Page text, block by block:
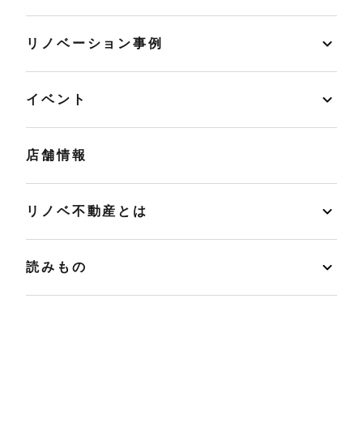
リノベーション事例
イベント
店舗情報
リノベ不動産とは
読みもの